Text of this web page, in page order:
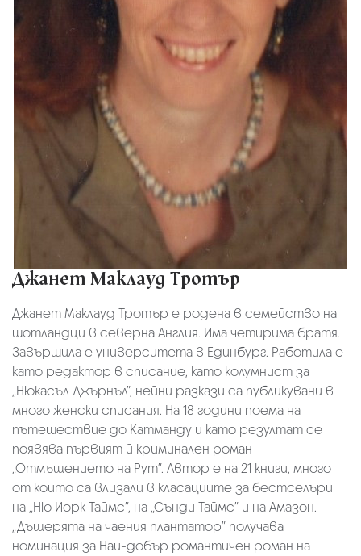
Джанет Маклауд Тротър
Джанет Маклауд Тротър е родена в семейство на
шотландци в северна Англия. Има четирима братя.
Завършила е университета в Единбург. Работила е
като редактор в списание, като колумнист за
„Нюкасъл Джърнъл”, нейни разкази са публикувани в
много женски списания. На 18 години поема на
пътешествие до Катманду и като резултат се
появява първият й криминален роман
„Отмъщението на Рут”. Автор е на 21 книги, много
от които са влизали в класациите за бестселъри
на „Ню Йорк Таймс”, на „Сънди Таймс” и на Амазон.
„Дъщерята на чаения плантатор” получава
номинация за Най-добър романтичен роман на